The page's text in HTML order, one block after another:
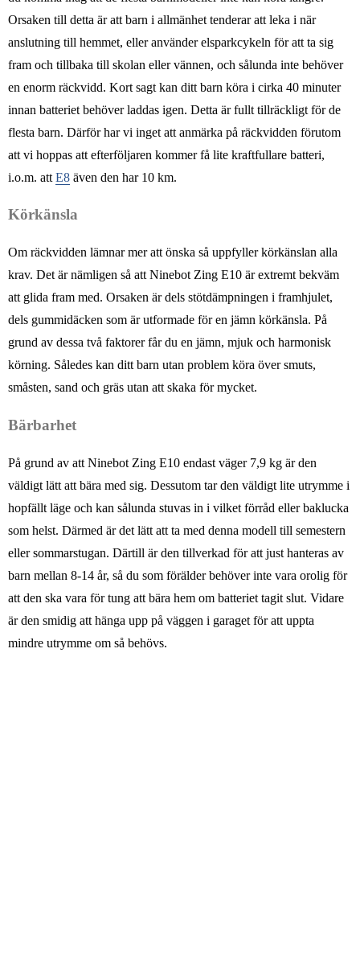
Orsaken till detta är att barn i allmänhet tenderar att leka i när
anslutning till hemmet, eller använder elsparkcykeln för att ta sig
fram och tillbaka till skolan eller vännen, och sålunda inte behöver
en enorm räckvidd. Kort sagt kan ditt barn köra i cirka 40 minuter
innan batteriet behöver laddas igen. Detta är fullt tillräckligt för de
flesta barn. Därför har vi inget att anmärka på räckvidden förutom
att vi hoppas att efterföljaren kommer få lite kraftfullare batteri,
i.o.m. att E8 även den har 10 km.
Körkänsla
Om räckvidden lämnar mer att önska så uppfyller körkänslan alla
krav. Det är nämligen så att Ninebot Zing E10 är extremt bekväm
att glida fram med. Orsaken är dels stötdämpningen i framhjulet,
dels gummidäcken som är utformade för en jämn körkänsla. På
grund av dessa två faktorer får du en jämn, mjuk och harmonisk
körning. Således kan ditt barn utan problem köra över smuts,
småsten, sand och gräs utan att skaka för mycket.
Bärbarhet
På grund av att Ninebot Zing E10 endast väger 7,9 kg är den
väldigt lätt att bära med sig. Dessutom tar den väldigt lite utrymme i
hopfällt läge och kan sålunda stuvas in i vilket förråd eller baklucka
som helst. Därmed är det lätt att ta med denna modell till semestern
eller sommarstugan. Därtill är den tillverkad för att just hanteras av
barn mellan 8-14 år, så du som förälder behöver inte vara orolig för
att den ska vara för tung att bära hem om batteriet tagit slut. Vidare
är den smidig att hänga upp på väggen i garaget för att uppta
mindre utrymme om så behövs.